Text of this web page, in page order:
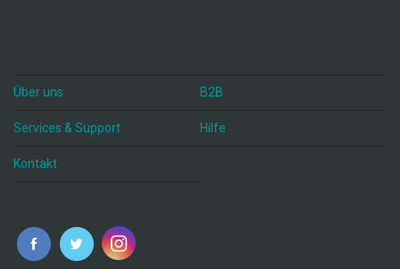
Über uns B2B
Services & Support Hilfe
Kontakt